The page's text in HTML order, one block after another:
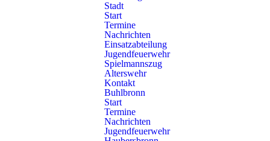
Stadt
Start
Termine
Nachrichten
Einsatzabteilung
Jugendfeuerwehr
Spielmannszug
Alterswehr
Kontakt
Buhlbronn
Start
Termine
Nachrichten
Jugendfeuerwehr
neben Beruf und Familie in der Schorndorfer Feuerwehr für
die Sicherheit der Bevölkerung. Sie sind immer da, wenn
man sie braucht. Egal ob nachts, am Wochenende oder an
Feiertagen. Rund um die Uhr. Freiwillig.